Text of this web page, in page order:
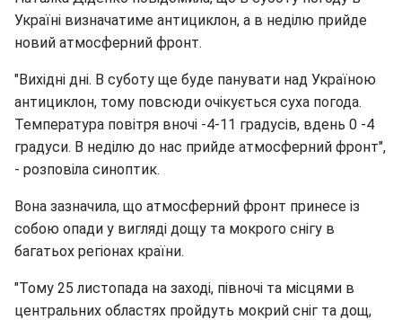
Україні визначатиме антициклон, а в неділю прийде
новий атмосферний фронт.
"Вихідні дні. В суботу ще буде панувати над Україною
антициклон, тому повсюди очікується суха погода.
Температура повітря вночі -4-11 градусів, вдень 0 -4
градуси. В неділю до нас прийде атмосферний фронт",
- розповіла синоптик.
Вона зазначила, що атмосферний фронт принесе із
собою опади у вигляді дощу та мокрого снігу в
багатьох регіонах країни.
"Тому 25 листопада на заході, півночі та місцями в
центральних областях пройдуть мокрий сніг та дощ,